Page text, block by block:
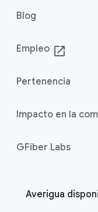
Blog
Empleo launch
Pertenencia
Impacto en la
GFiber Labs
Averigua